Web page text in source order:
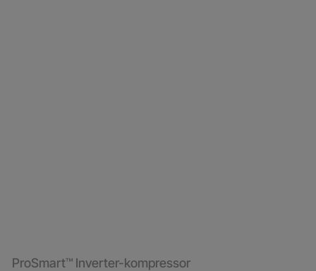
ProSmart™ Inverter-kompressor